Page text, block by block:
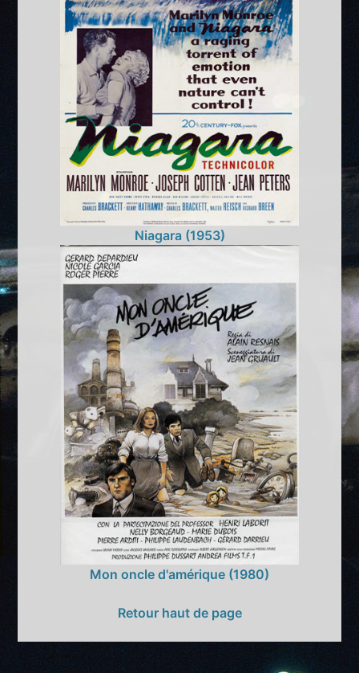
Niagara (1953)
Mon oncle d'amérique (1980)
Retour haut de page